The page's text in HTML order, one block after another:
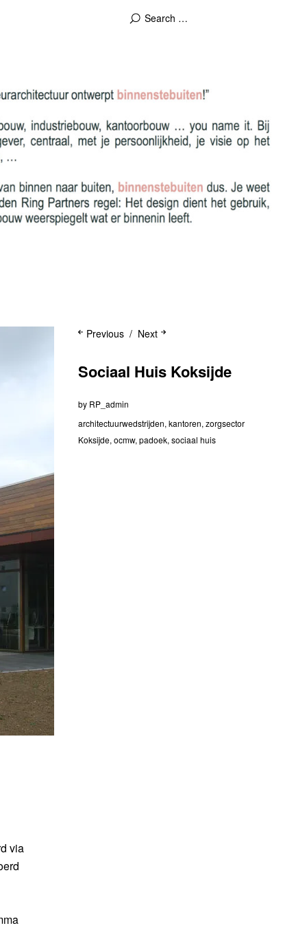
Next
Previous
Sociaal Huis Koksijde
by RP_admin
architectuurwedstrijden, kantoren, zorgsector
Koksijde, ocmw, padoek, sociaal huis
via